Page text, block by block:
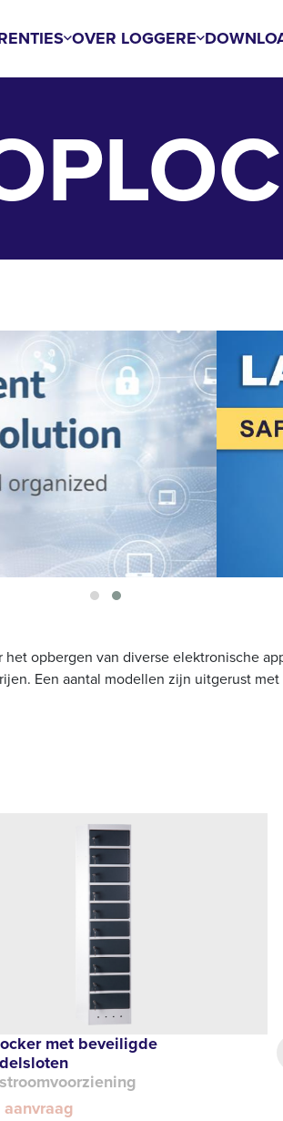
OVER LOGGERE
opbergen van diverse elektronische
Een aantal modellen zijn uitgerust
met beveiligde